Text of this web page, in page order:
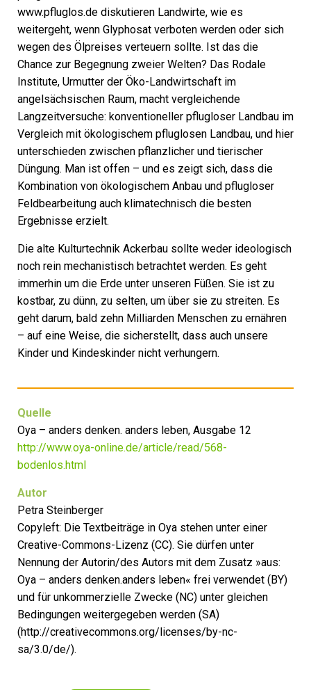
www.pfluglos.de diskutieren Landwirte, wie es
weitergeht, wenn Glyphosat verboten werden oder sich
wegen des Ölpreises verteuern sollte. Ist das die
Chance zur Begegnung zweier Welten? Das Rodale
Institute, Urmutter der Öko-Landwirtschaft im
angelsächsischen Raum, macht vergleichende
Langzeitversuche: konventioneller pflugloser Landbau im
Vergleich mit ökologischem pfluglosen Landbau, und hier
unterschieden zwischen pflanzlicher und tierischer
Düngung. Man ist offen – und es zeigt sich, dass die
Kombination von ökologischem Anbau und pflugloser
Feldbearbeitung auch klimatechnisch die besten
Ergebnisse erzielt.
Die alte Kulturtechnik Ackerbau sollte weder ideologisch
noch rein mechanistisch betrachtet werden. Es geht
immerhin um die Erde unter unseren Füßen. Sie ist zu
kostbar, zu dünn, zu selten, um über sie zu streiten. Es
geht darum, bald zehn Milliarden Menschen zu ernähren
– auf eine Weise, die sicherstellt, dass auch unsere
Kinder und Kindeskinder nicht verhungern.
Quelle
Oya – anders denken. anders leben, Ausgabe 12
http://www.oya-online.de/article/read/568-
bodenlos.html
Autor
Petra Steinberger
Copyleft: Die Textbeiträge in Oya stehen unter einer
Creative-Commons-Lizenz (CC). Sie dürfen unter
Nennung der Autorin/des Autors mit dem Zusatz »aus:
Oya – anders denken.anders leben« frei verwendet (BY)
und für unkommerzielle Zwecke (NC) unter gleichen
Bedingungen weitergegeben werden (SA)
(http://creativecommons.org/licenses/by-nc-
sa/3.0/de/).